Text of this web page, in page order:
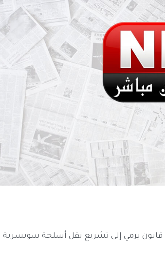
يرمي إلى تشريع نقل أسلحة سويسرية